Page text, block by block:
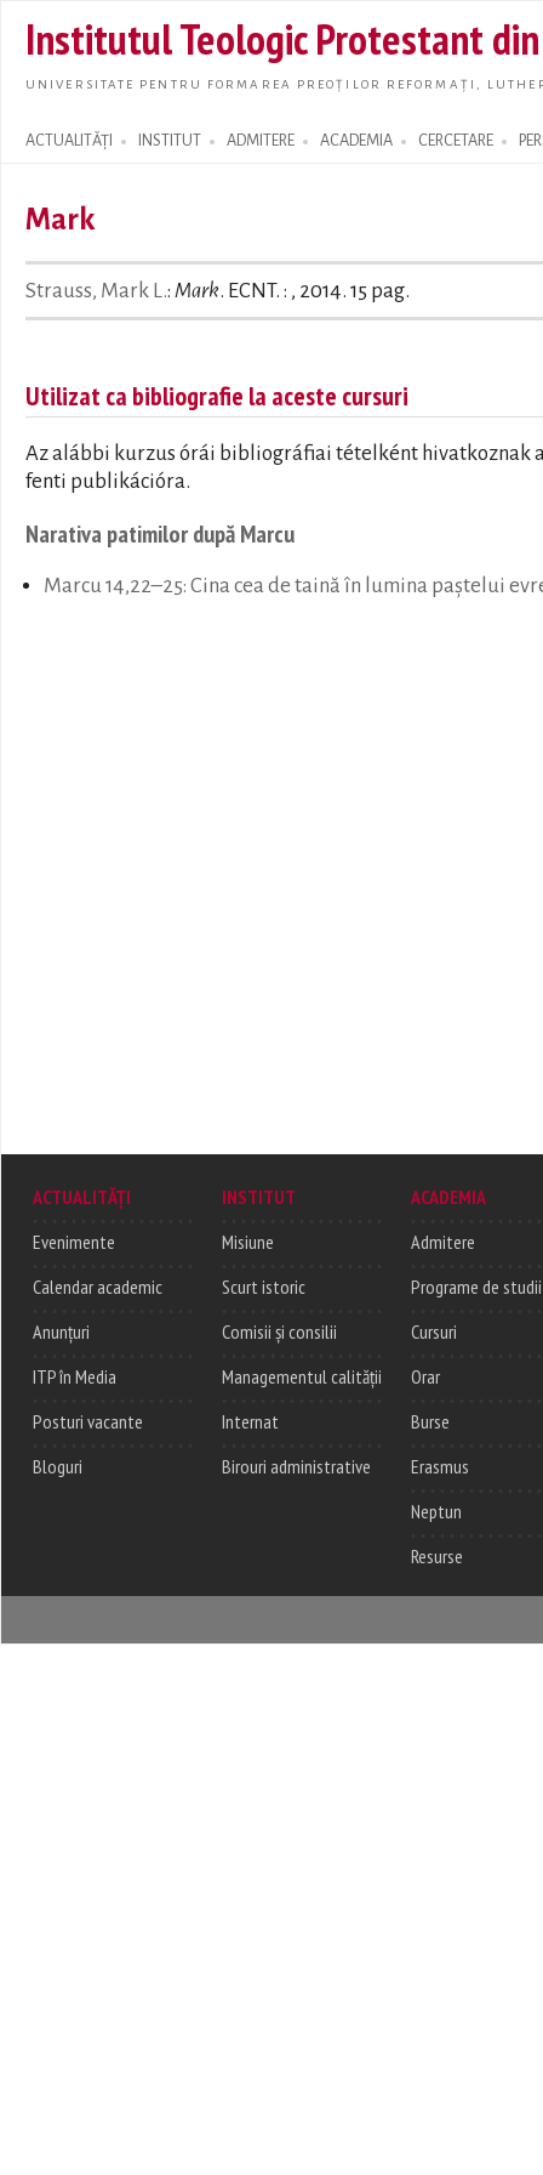
main
Institutul Teologic Protestant
UNIVERSITATE PENTRU FORMAREA PREOȚILOR REFORMAȚI,
ACTUALITĂȚI INSTITUT ADMITERE ACADEMIA CERCETARE
Search form
Mark
Strauss, Mark L.: Mark. ECNT. : , 2014. 15 pag.
Utilizat ca bibliografie la aceste cursuri
Az alábbi kurzus órái bibliográfiai tételként hivatkoznak
fenti publikációra.
Narativa patimilor după Marcu
Marcu 14,22–25: Cina cea de taină în lumina paștelui
ACTUALITĂȚI
Evenimente
Calendar academic
Anunțuri
ITP în Media
Posturi vacante
Bloguri
INSTITUT
Misiune
Scurt istoric
Comisii și consilii
Managementul calității
Internat
Birouri administrative
ACADEMIA
Admitere
Programe de studii
Cursuri
Orar
Burse
Erasmus
Neptun
Resurse